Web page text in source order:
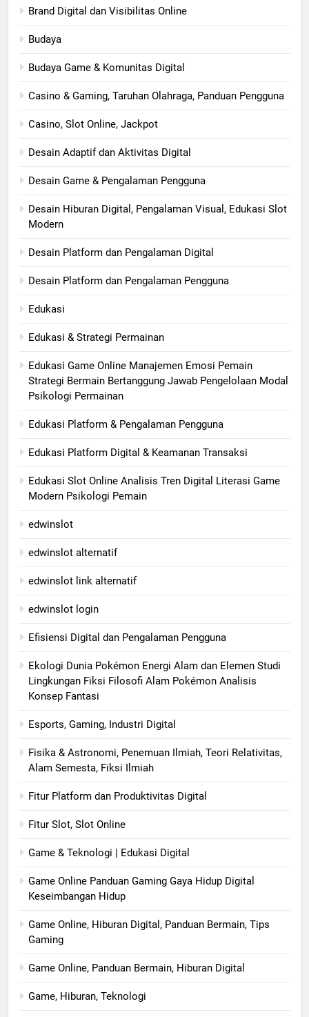
Brand Digital dan Visibilitas Online
Budaya
Budaya Game & Komunitas Digital
Casino & Gaming, Taruhan Olahraga, Panduan Pengguna
Casino, Slot Online, Jackpot
Desain Adaptif dan Aktivitas Digital
Desain Game & Pengalaman Pengguna
Desain Hiburan Digital, Pengalaman Visual, Edukasi Slot
Modern
Desain Platform dan Pengalaman Digital
Desain Platform dan Pengalaman Pengguna
Edukasi
Edukasi & Strategi Permainan
Edukasi Game Online Manajemen Emosi Pemain
Strategi Bermain Bertanggung Jawab Pengelolaan Modal
Psikologi Permainan
Edukasi Platform & Pengalaman Pengguna
Edukasi Platform Digital & Keamanan Transaksi
Edukasi Slot Online Analisis Tren Digital Literasi Game
Modern Psikologi Pemain
edwinslot
edwinslot alternatif
edwinslot link alternatif
edwinslot login
Efisiensi Digital dan Pengalaman Pengguna
Ekologi Dunia Pokémon Energi Alam dan Elemen Studi
Lingkungan Fiksi Filosofi Alam Pokémon Analisis
Konsep Fantasi
Esports, Gaming, Industri Digital
Fisika & Astronomi, Penemuan Ilmiah, Teori Relativitas,
Alam Semesta, Fiksi Ilmiah
Fitur Platform dan Produktivitas Digital
Fitur Slot, Slot Online
Game & Teknologi | Edukasi Digital
Game Online Panduan Gaming Gaya Hidup Digital
Keseimbangan Hidup
Game Online, Hiburan Digital, Panduan Bermain, Tips
Gaming
Game Online, Panduan Bermain, Hiburan Digital
Game, Hiburan, Teknologi